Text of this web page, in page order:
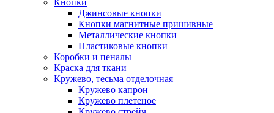
Джинсовые кнопки
Кнопки магнитные пришивные
Металлические кнопки
Пластиковые кнопки
Коробки и пеналы
Краска для ткани
Кружево, тесьма отделочная
Кружево капрон
Кружево плетеное